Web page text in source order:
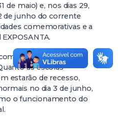
de maio) e, nos dias 29,
de junho do corrente
comemorativas e a
saúde e Limpeza
às escolas
estarão de recesso,
no dia 3 de junho,
o funcionamento do